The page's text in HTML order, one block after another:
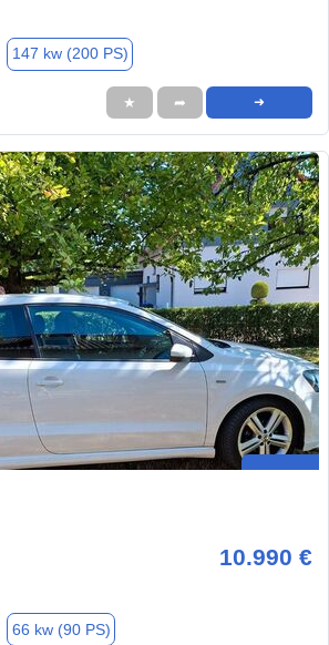
147 kw (200 PS)
★ ➦ ➜
10.990 €
66 kw (90 PS)